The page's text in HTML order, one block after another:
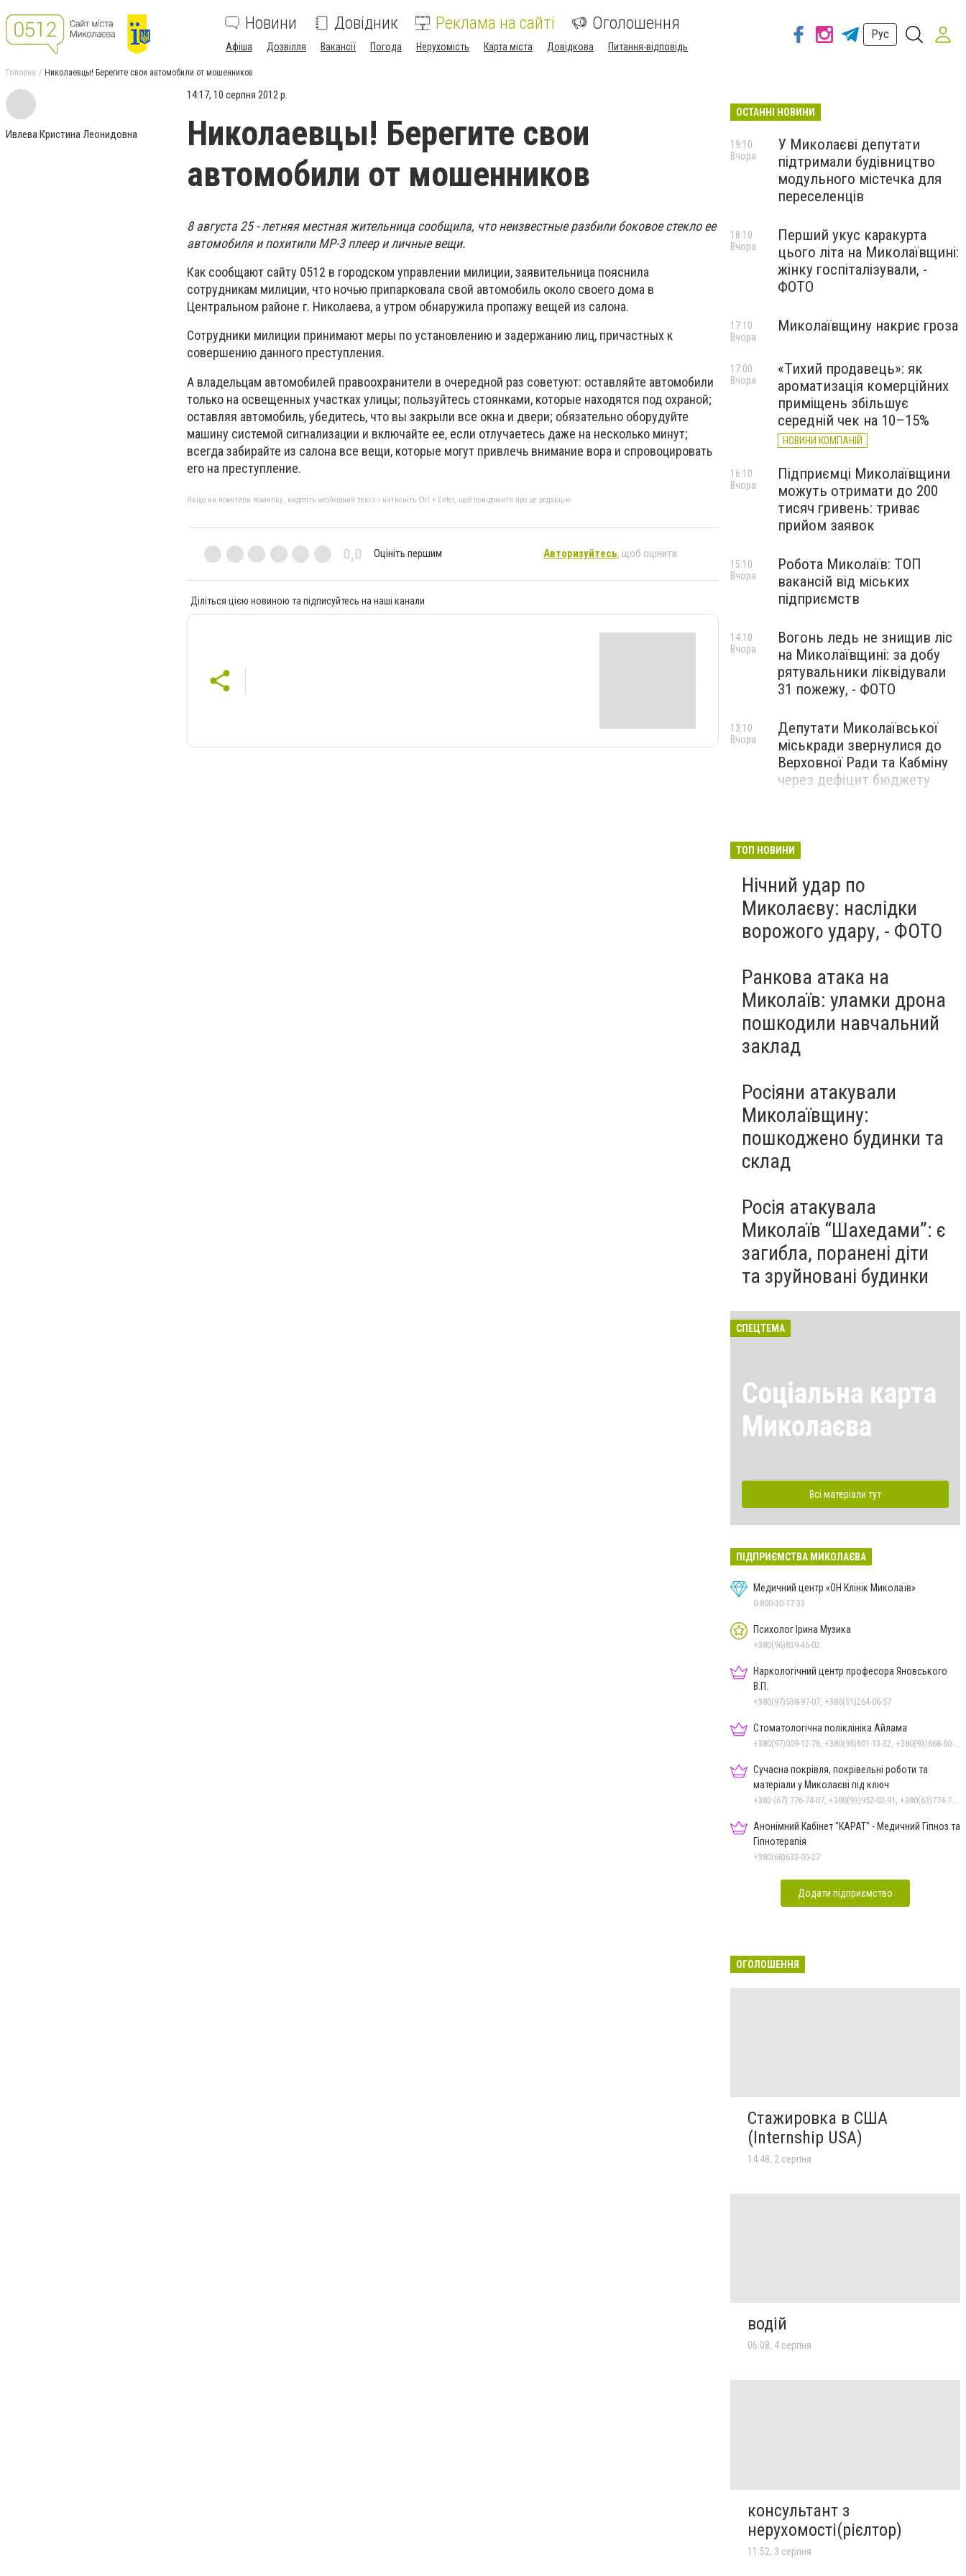
Новини Довідник Реклама на сайті Оголошення
Афіша Дозвілля Вакансії Погода Нерухомість Карта міста Довідкова Питання-відповідь
Рус
Головна Николаевцы! Берегите свои автомобили от мошенников
Ивлева Кристина Леонидовна
14:17, 10 серпня 2012 р.
Николаевцы! Берегите свои
автомобили от мошенников
8 августа 25 - летняя местная жительница сообщила, что неизвестные разбили боковое стекло ее
автомобиля и похитили MP-3 плеер и личные вещи.
Как сообщают сайту 0512 в городском управлении милиции,заявительница пояснила
сотрудникам милиции, что ночью припарковала свой автомобиль около своего дома в
Центральном районе г. Николаева, а утром обнаружила пропажу вещей из салона.
Сотрудники милиции принимают меры по установлению и задержанию лиц, причастных к
совершению данного преступления.
А владельцам автомобилей правоохранители в очередной раз советуют: оставляйте автомобили
только на освещенных участках улицы; пользуйтесь стоянками, которые находятся под охраной;
оставляя автомобиль, убедитесь, что вы закрыли все окна и двери; обязательно оборудуйте
машину системой сигнализации и включайте ее, если отлучаетесь даже на несколько минут;
всегда забирайте из салона все вещи, которые могут привлечь внимание вора и спровоцировать
его на преступление.
Якщо ви помітили помилку, виділіть необхідний текст і натисніть Ctrl + Enter, щоб повідомити про це редакцію
0,0 Оцініть першим Авторизуйтесь, щоб оцінити
Діліться цією новиною та підписуйтесь на наші канали
ОСТАННІ НОВИНИ
У Миколаєві депутати
підтримали будівництво
модульного містечка для
переселенців
19:10
Вчора
Перший укус каракурта
цього літа на Миколаївщині:
жінку госпіталізували, -
ФОТО
18:10
Вчора
Миколаївщину накриє гроза
17:10
Вчора
«Тихий продавець»: як
ароматизація комерційних
приміщень збільшує
середній чек на 10–15%
НОВИНИ КОМПАНІЙ
17:00
Вчора
Підприємці Миколаївщини
можуть отримати до 200
тисяч гривень: триває
прийом заявок
16:10
Вчора
Робота Миколаїв: ТОП
вакансій від міських
підприємств
15:10
Вчора
Вогонь ледь не знищив ліс
на Миколаївщині: за добу
рятувальники ліквідували
31 пожежу, - ФОТО
14:10
Вчора
Депутати Миколаївської
міськради звернулися до
Верховної Ради та Кабміну
через дефіцит бюджету
13:10
Вчора
ТОП НОВИНИ
Нічний удар по
Миколаєву: наслідки
ворожого удару, - ФОТО
Ранкова атака на
Миколаїв: уламки дрона
пошкодили навчальний
заклад
Росіяни атакували
Миколаївщину:
пошкоджено будинки та
склад
Росія атакувала
Миколаїв “Шахедами”: є
загибла, поранені діти
та зруйновані будинки
СПЕЦТЕМА
Соціальна карта
Миколаєва
Всі матеріали тут
ПІДПРИЄМСТВА МИКОЛАЄВА
Медичний центр «ОН Клінік Миколаїв»
0-800-30-17-33
Психолог Ірина Музика
+380(96)839-46-02
Наркологічний центр професора Яновського
В.П.
+380(97)538-97-07, +380(51)264-06-57
Стоматологічна поліклініка Айлама
Сучасна покрівля, покрівельні роботи та
матеріали у Миколаєві під ключ
Анонімний Кабінет "КАРАТ" - Медичний Гіпноз та
Гіпнотерапія
+380(68)633-00-27
Додати підприємство
ОГОЛОШЕННЯ
Стажировка в США
(Internship USA)
14:48, 2 серпня
водій
06:08, 4 серпня
консультант з
нерухомості(рієлтор)
11:52, 3 серпня